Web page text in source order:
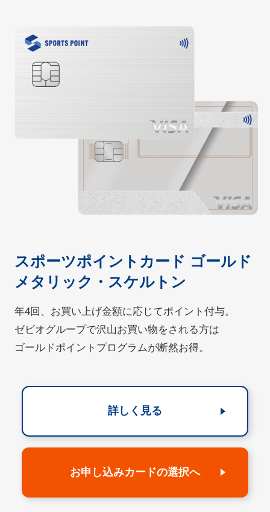
スポーツポイントカード ゴールド
メタリック・スケルトン
年4回、お買い上げ金額に応じてポイント付与。
ゼビオグループで沢山お買い物をされる方は
ゴールドポイントプログラムが断然お得。
詳しく見る
お申し込みカードの選択へ